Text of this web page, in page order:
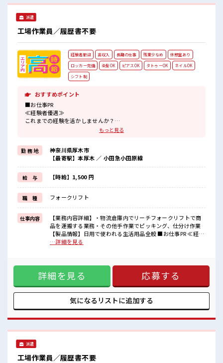
派遣
工場作業員／履歴書不要
経験者歓迎 高収入 長期の仕事 残業少なめ
休憩室あり
ロッカー完備
染髪OK ピアスOK タトゥーOK
ネイルOK
シフト制
おすすめポイント
■お仕事PR
≪経験者優遇≫
これまでの経験を活かしませんか？
≪時間にメリハリを≫
残業はほとんどナシ！
場合によってはお願いすることもあります♪
≪髪色自由で自分らしく働く≫
明るすぎたり奇抜でなければ基本的に自由！
(規定有)≪自分に向いている仕事が探せる≫
困った事などがあれば、
担当がしっかりサポートします！
■職場の雰囲気
派手すぎなければ多少のヘアカラーもOKなのはウレシイPoint☆
仕事の合間の息抜きは休憩室で♪
ロッカーあり！
もっと見る
勤 務 地
神奈川県厚木市
【最寄駅】本厚木 ／ 小田急小田原線
給 与 【時給】1,500 円
職 種 フォークリフト
仕事内容
【業務内容詳細】・物流倉庫内でリーチフォークリフトで商
品を運搬する業務・その他手作業でピッキング、仕分け作業
【製品情報】日用で使われる生活用品全般 ■お仕事PR ≪経験
者優遇≫ これまでの経験を活かしませんか？ ブランクがあっ
することもあります♪ ≪髪色自由で自分らしく働く≫ 明るす
ぎたり奇抜でなければ基本的に自由！ (規定有)≪自分に向い
ている仕事が探せる≫ 困った事などがあれば、 担当がしっか
りサポートします！ ■職場の雰囲気 派手すぎなければ多少の
ヘアカラーもOKなのはウレシイPoint☆ 仕事の合間の息抜き
は休憩室で♪ ロッカーあり！ 安心してお仕事に集中♪ 高収入
…詳細を見る
詳細を見る 応募する
気になるリストに追加する
派遣
工場作業員／履歴書不要